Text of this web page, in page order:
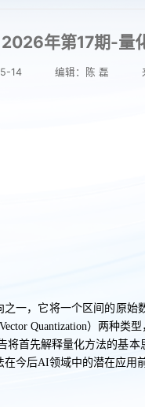
2026年第17期-量
14 编辑：陈 磊
一，它将一个区间的原
Quantization）两种类
将首先解释量化方法的基
今后AI领域中的潜在应用前